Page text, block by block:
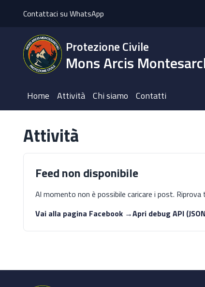
Contattaci su WhatsApp
Protezione Civile
Mons Arcis
Home Attività Chi siamo Contatti
Attività
Feed non disponibile
Al momento non è possibile caricare i post. Riprova
Vai alla pagina Facebook →Apri debug API